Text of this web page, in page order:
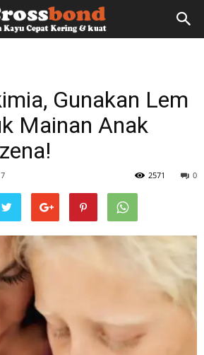
Gunakan Lem
Mainan Anak
0
2571